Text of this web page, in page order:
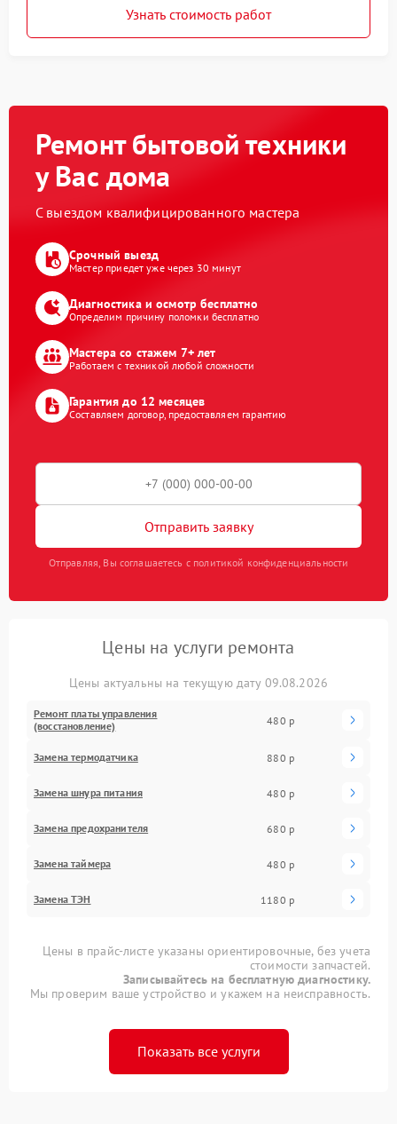
Узнать стоимость работ
Ремонт бытовой техники
у Вас дома
С выездом квалифицированного мастера
Срочный выезд
Мастер приедет уже через 30 минут
Диагностика и осмотр бесплатно
Определим причину поломки бесплатно
Мастера со стажем 7+ лет
Работаем с техникой любой сложности
Гарантия до 12 месяцев
Составляем договор, предоставляем гарантию
Отправить заявку
Отправляя, Вы соглашаетесь с политикой конфиденциальности
Цены на услуги ремонта
Цены актуальны на текущую дату 09.08.2026
Ремонт платы управления
(восстановление)
480 р
Замена термодатчика 880 р
Замена шнура питания 480 р
Замена предохранителя 680 р
Замена таймера 480 р
Замена ТЭН 1180 р
Цены в прайс-листе указаны ориентировочные, без учета
стоимости запчастей.
Записывайтесь на бесплатную диагностику.
Мы проверим ваше устройство и укажем на неисправность.
Показать все услуги